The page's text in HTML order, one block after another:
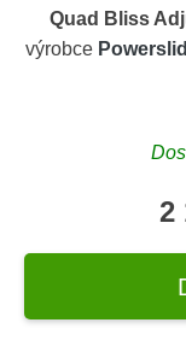
Quad Bliss
výrobce
2